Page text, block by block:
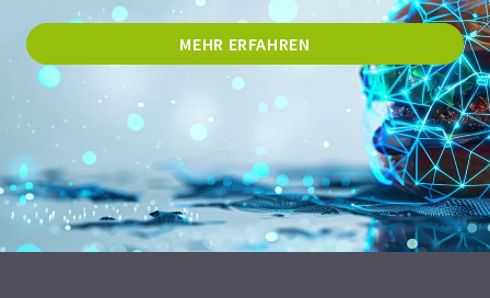
MEHR ERFAHREN